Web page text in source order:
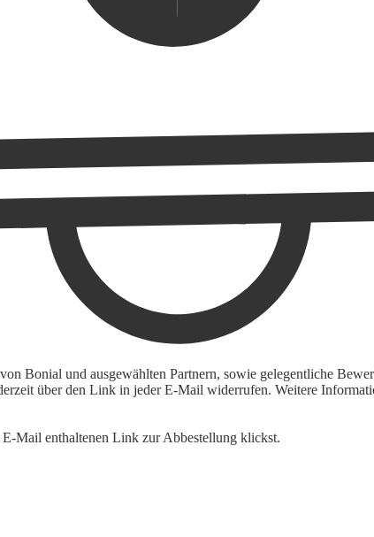
Bonial und ausgewählten Partnern, sowie gelegentliche
über den Link in jeder E-Mail widerrufen. Weitere
Mail enthaltenen Link zur Abbestellung klickst.